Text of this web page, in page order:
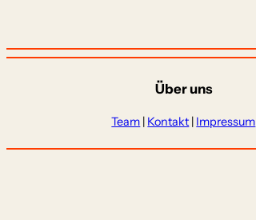
Über uns
Team | Kontakt | Impressum